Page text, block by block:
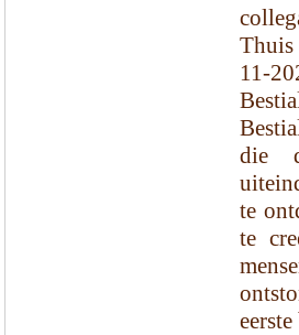
Thuis
11-
die
te
te